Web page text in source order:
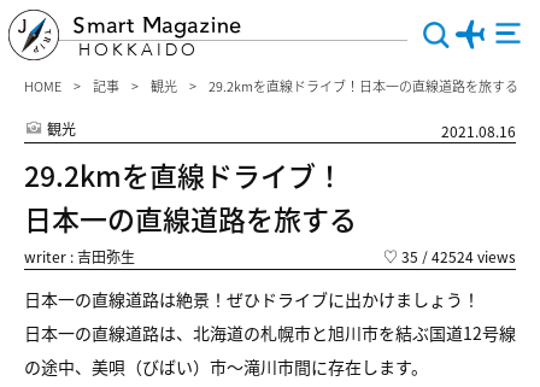
Smart Magazine
HOKKAIDO
HOME 記事 観光 29.2kmを直線ドライブ！日本一の直線道路を旅する
観光 2021.08.16
29.2kmを直線ドライブ！
日本一の直線道路を旅する
writer : 吉田弥生 ♡ 35 / 42524 views
日本一の直線道路は絶景！ぜひドライブに出かけましょう！
日本一の直線道路は、北海道の札幌市と旭川市を結ぶ国道12号線
の途中、美唄（びばい）市～滝川市間に存在します。